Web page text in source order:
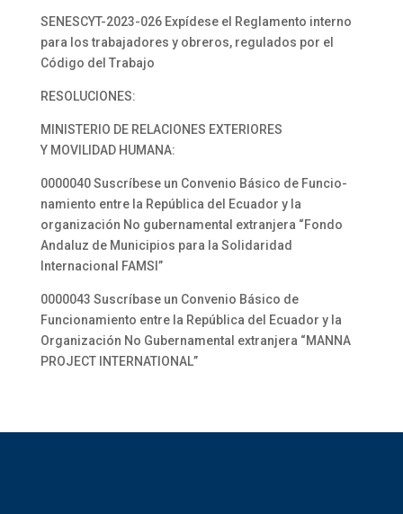
SENESCYT-2023-026 Expídese el Reglamento interno
para los trabajadores y obreros, regulados por el
Código del Trabajo
RESOLUCIONES:
MINISTERIO DE RELACIONES EXTERIORES
Y MOVILIDAD HUMANA:
0000040 Suscríbese un Convenio Básico de Funcio-
namiento entre la República del Ecuador y la
organización No gubernamental extranjera “Fondo
Andaluz de Municipios para la Solidaridad
Internacional FAMSI”
0000043 Suscríbase un Convenio Básico de
Funcionamiento entre la República del Ecuador y la
Organización No Gubernamental extranjera “MANNA
PROJECT INTERNATIONAL”